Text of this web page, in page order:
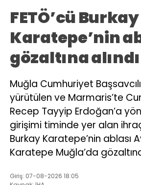
FETÖ’cü Burkay
Karatepe’nin
gözaltına alındı
Muğla Cumhuriyet
yürütülen ve Marmaris’te
Recep Tayyip Erdoğan’a
girişimi timinde yer alan
Burkay Karatepe’nin ablası
Karatepe Muğla’da gözaltına
Giriş: 07-08-2026 18:05